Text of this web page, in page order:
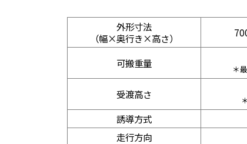
外形寸法
（幅×奥行き×高さ）
可搬重量 ＊
受渡高さ
誘導方式
走行方向